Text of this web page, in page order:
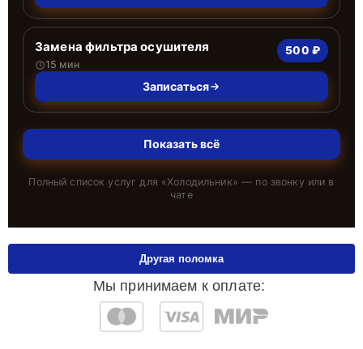
Замена фильтра осушителя
15 мин
500 ₽
Записаться
Показать всё
Полный список услуг для «Холодильник» — по звонку или в
чате
Мы принимаем к оплате:
Другая поломка